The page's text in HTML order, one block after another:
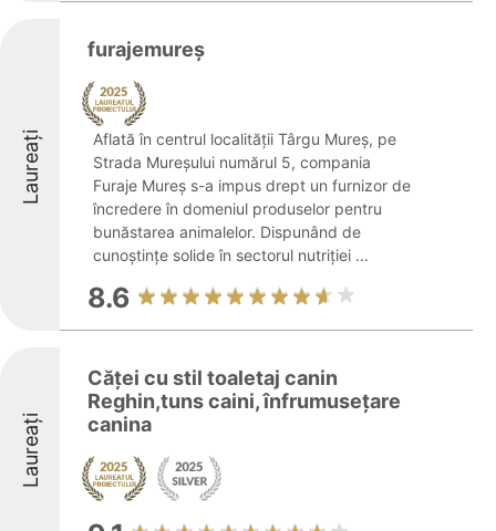
Laureați
furajemureș
Aflată în centrul localității Târgu Mureș, pe
Strada Mureșului numărul 5, compania
Furaje Mureș s-a impus drept un furnizor de
încredere în domeniul produselor pentru
bunăstarea animalelor. Dispunând de
cunoștințe solide în sectorul nutriției ...
8.6
Laureați
Căței cu stil toaletaj canin
Reghin,tuns caini, înfrumusețare
canina